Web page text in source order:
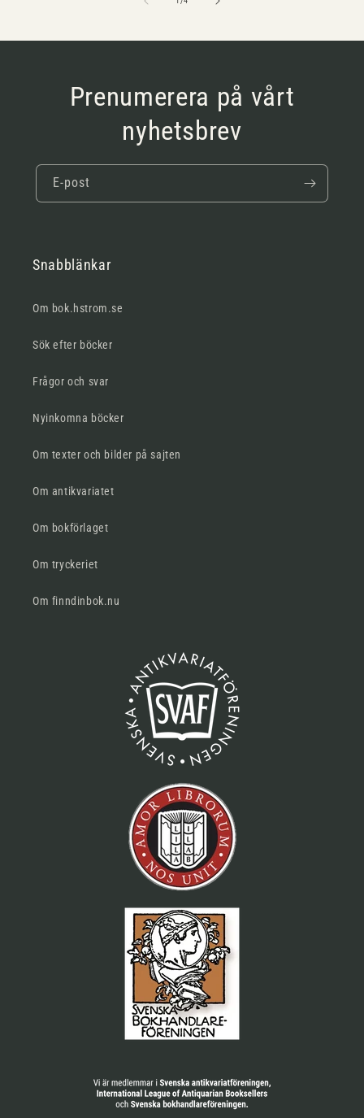
Prenumerera på vårt
nyhetsbrev
E-post
Snabblänkar
Om bok.hstrom.se
Sök efter böcker
Frågor och svar
Nyinkomna böcker
Om texter och bilder på sajten
Om antikvariatet
Om bokförlaget
Om tryckeriet
Om finndinbok.nu